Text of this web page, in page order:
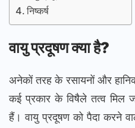
निष्कर्ष
वायु प्रदूषण क्या है?
अनेकों तरह के रसायनों और
कई प्रकार के विषैले तत्व मिल
हैं। वायु प्रदूषण को पैदा करने